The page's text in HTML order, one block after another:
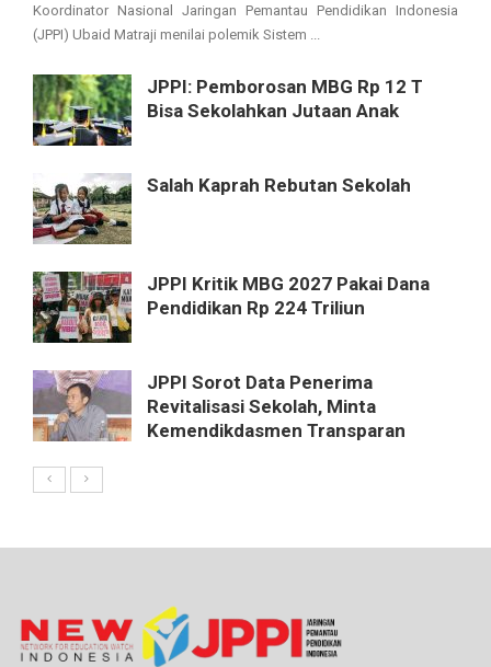
Koordinator Nasional Jaringan Pemantau Pendidikan Indonesia
(JPPI) Ubaid Matraji menilai polemik Sistem ...
JPPI: Pemborosan MBG Rp 12 T
Bisa Sekolahkan Jutaan Anak
Salah Kaprah Rebutan Sekolah
JPPI Kritik MBG 2027 Pakai Dana
Pendidikan Rp 224 Triliun
JPPI Sorot Data Penerima
Revitalisasi Sekolah, Minta
Kemendikdasmen Transparan